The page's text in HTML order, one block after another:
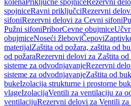
kolenaPriključne spojniceRezervni
spojniceRavni priključciRezervni
sifoniRezervni delovi za Cevni sifoni
Pužni sifoniPriborCevne obujmice
obujmiceNoseći žleboviČepovi
materijalZaštita od požara, zaštita od
od požaraRezervni delovi za Zaštita od
sisteme za odvodnjavanjeRezervni
sisteme za odvodnjavanjeZaštita od
bukeIzolacija strukturne i prostorne
vlageIzolacijaVentili za ventilaciju za
ventilacijuRezervni delovi za Ventili